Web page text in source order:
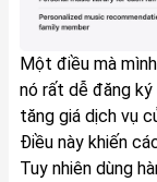
Một điều mà
nó rất dễ đăng ký
tăng giá dịch vụ
Điều này khiến
Tuy nhiên dùng